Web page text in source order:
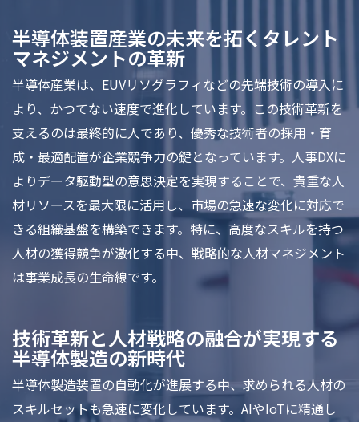
半導体装置産業の未来を拓くタレント
マネジメントの革新
半導体産業は、EUVリソグラフィなどの先端技術の導入に
より、かつてない速度で進化しています。この技術革新を
支えるのは最終的に人であり、優秀な技術者の採用・育
成・最適配置が企業競争力の鍵となっています。人事DXに
よりデータ駆動型の意思決定を実現することで、貴重な人
材リソースを最大限に活用し、市場の急速な変化に対応で
きる組織基盤を構築できます。特に、高度なスキルを持つ
人材の獲得競争が激化する中、戦略的な人材マネジメント
は事業成長の生命線です。
技術革新と人材戦略の融合が実現する
半導体製造の新時代
半導体製造装置の自動化が進展する中、求められる人材の
スキルセットも急速に変化しています。AIやIoTに精通し